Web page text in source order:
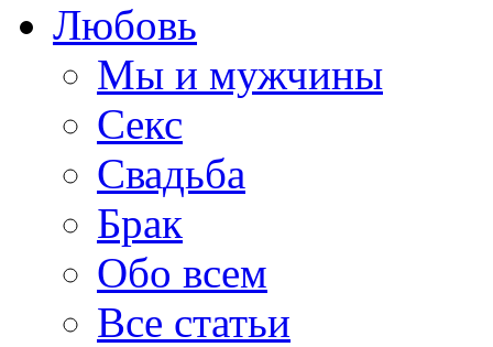
Любовь
Мы и мужчины
Секс
Свадьба
Брак
Обо всем
Все статьи